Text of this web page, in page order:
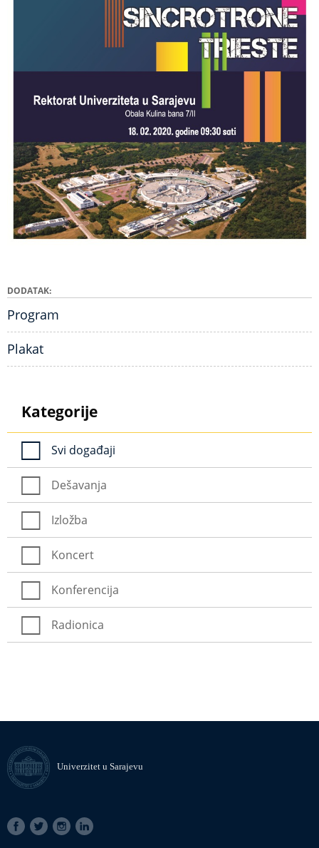
DODATAK
Program
Plakat
Kategorije
Svi događaji
Dešavanja
Izložba
Koncert
Konferencija
Radionica
Univerzitet u Sarajevu
SOCIAL
LINKS